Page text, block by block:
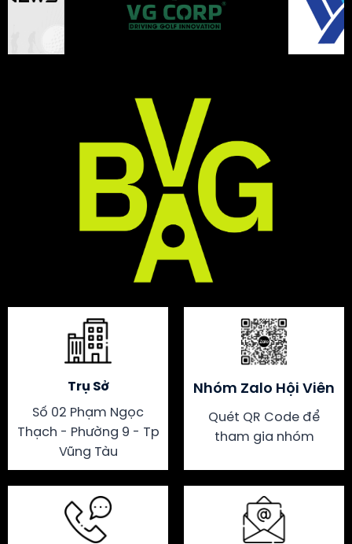
Trụ Sở
Số 02 Phạm Ngọc
Thạch - Phường 9 - Tp
Vũng Tàu
Nhóm Zalo Hội Viên
Quét QR Code để
tham gia nhóm